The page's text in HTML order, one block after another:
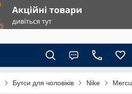
Бутси для чоловіків Nike